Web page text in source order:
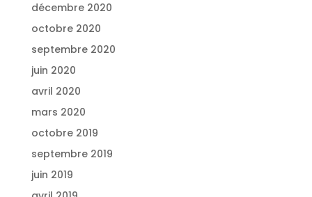
décembre 2020
octobre 2020
septembre 2020
juin 2020
avril 2020
mars 2020
octobre 2019
septembre 2019
juin 2019